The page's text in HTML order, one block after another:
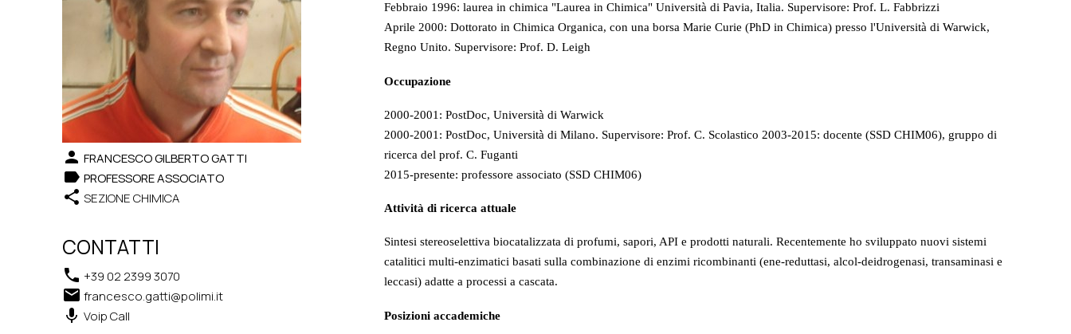
person FRANCESCO GILBERTO GATTI
label PROFESSORE ASSOCIATO
share SEZIONE CHIMICA
CONTATTI
phone +39 02 2399 3070
email francesco.gatti@polimi.it
keyboard_voice Voip Call
Febbraio 1996: laurea in chimica "Laurea in Chimica" Università di Pavia, Italia. Supervisore: Prof. L. Fabbrizzi
Aprile 2000: Dottorato in Chimica Organica, con una borsa Marie Curie (PhD in Chimica) presso l'Università di Warwick,
Regno Unito. Supervisore: Prof. D. Leigh
Occupazione
2000-2001: PostDoc, Università di Warwick
2000-2001: PostDoc, Università di Milano. Supervisore: Prof. C. Scolastico 2003-2015: docente (SSD CHIM06), gruppo di
ricerca del prof. C. Fuganti
2015-presente: professore associato (SSD CHIM06)
Attività di ricerca attuale
Sintesi stereoselettiva biocatalizzata di profumi, sapori, API e prodotti naturali. Recentemente ho sviluppato nuovi sistemi
catalitici multi-enzimatici basati sulla combinazione di enzimi ricombinanti (ene-reduttasi, alcol-deidrogenasi, transaminasi e
leccasi) adatte a processi a cascata.
Posizioni accademiche